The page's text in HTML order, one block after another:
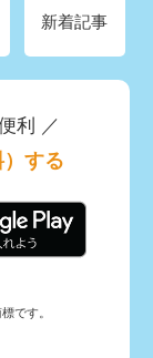
新着記事
利 ／
する
です。